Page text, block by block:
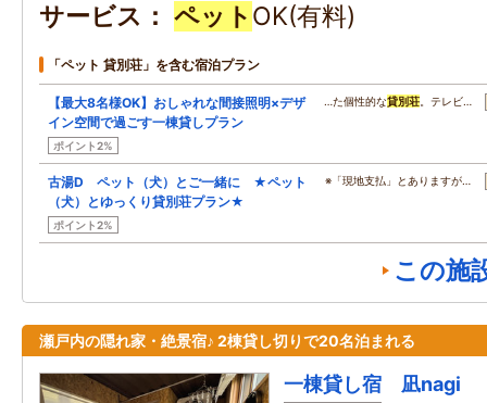
サービス ペット OK(有料)
「ペット 貸別荘」を含む宿泊プラン
【最大8名様OK】おしゃれな間接照明×デザ
イン空間で過ごす一棟貸しプラン
ポイント2%
…た個性的な貸別荘 。テレビ…
古湯D ペット（犬）とご一緒に ★ペット
（犬）とゆっくり貸別荘プラン★
ポイント2%
※「現地支払」とありますが…
この施
瀬戸内の隠れ家・絶景宿♪ 2棟貸し切りで20名泊まれる
一棟貸し宿 凪nagi